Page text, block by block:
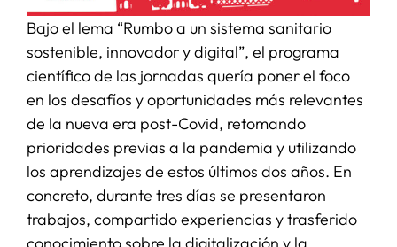
NOTICIAS
Bajo el lema “Rumbo a un sistema sanitario
sostenible, innovador y digital”, el programa
científico de las jornadas quería poner el foco
en los desafíos y oportunidades más relevantes
de la nueva era post-Covid, retomando
prioridades previas a la pandemia y utilizando
los aprendizajes de estos últimos dos años. En
concreto, durante tres días se presentaron
trabajos, compartido experiencias y trasferido